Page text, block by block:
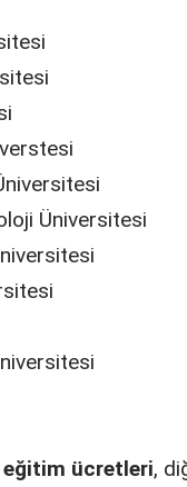
Üniversitesi
ücretleri,